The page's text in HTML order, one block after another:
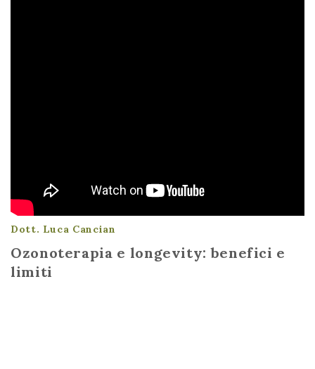
Dott. Luca Cancian
Ozonoterapia e longevity: benefici e
limiti